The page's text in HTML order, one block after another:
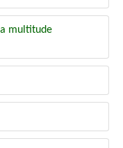
multitude